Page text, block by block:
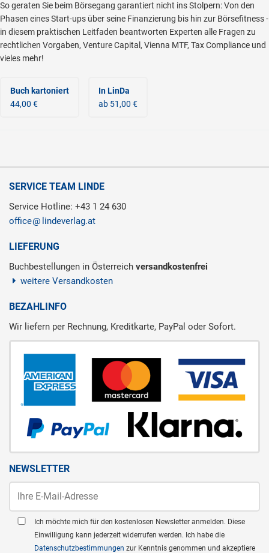
So geraten Sie beim Börsegang garantiert nicht ins Stolpern: Von den
Phasen eines Start-ups über seine Finanzierung bis hin zur Börsefitness -
in diesem praktischen Leitfaden beantworten Experten alle Fragen zu
rechtlichen Vorgaben, Venture Capital, Vienna MTF, Tax Compliance und
vieles mehr!
Buch kartoniert
44,00 €
In LinDa
ab 51,00 €
SERVICE TEAM LINDE
Service Hotline: +43 1 24 630
office
lindeverlag.at
LIEFERUNG
Buchbestellungen in Österreich versandkostenfrei
weitere Versandkosten
BEZAHLINFO
Wir liefern per Rechnung, Kreditkarte, PayPal oder Sofort.
NEWSLETTER
Ich möchte mich für den kostenlosen Newsletter anmelden. Diese
Einwilligung kann jederzeit widerrufen werden. Ich habe die
Datenschutzbestimmungen zur Kenntnis genommen und akzeptiere